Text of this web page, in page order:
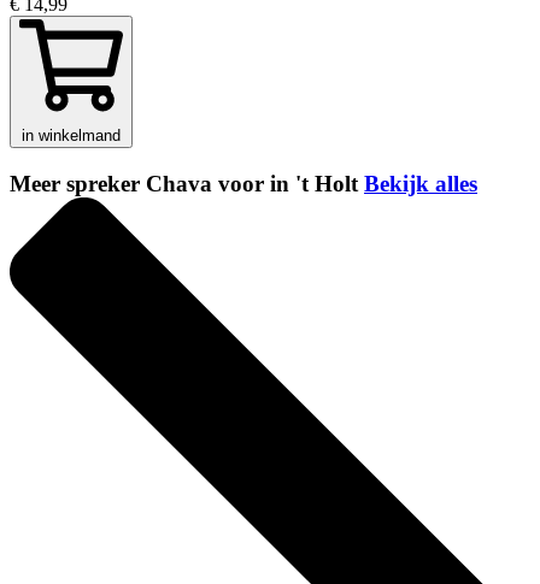
in winkelmand
Meer spreker Chava voor in 't Holt Bekijk alles